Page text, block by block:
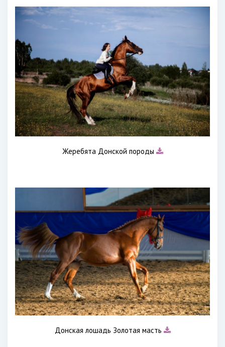
Жеребята Донской породы
Донская лошадь Золотая масть